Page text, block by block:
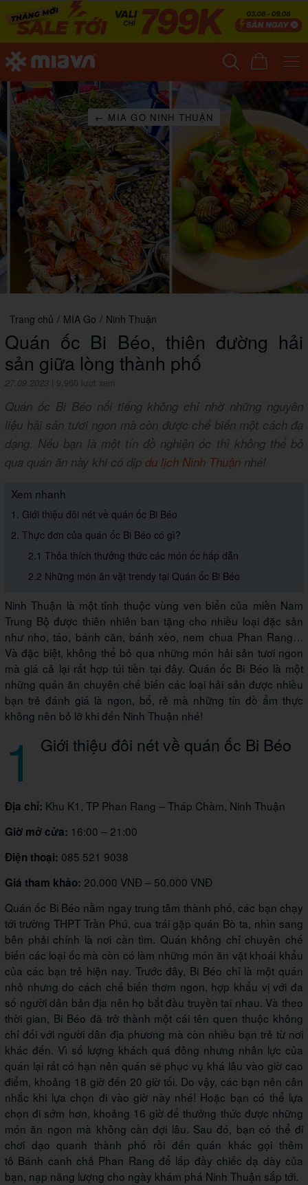
← MIA GO NINH THUẬN
Trang chủ / MIA Go / Ninh Thuận
Quán ốc Bi Béo, thiên đường hải
sản giữa lòng thành phố
27.09.2023 9,960 lượt xem
Quán ốc Bi Béo nổi tiếng không chỉ nhờ những nguyên
liệu hải sản tươi ngon mà còn được chế biến một cách đa
dạng. Nếu bạn là một tín đồ nghiện ốc thì không thể bỏ
qua quán ăn này khi có dịp du lịch Ninh Thuận nhé!
Xem nhanh
1. Giới thiệu đôi nét về quán ốc Bi Béo
2. Thực đơn của quán ốc Bi Béo có gì?
2.1 Thỏa thích thưởng thức các món ốc hấp dẫn
2.2 Những món ăn vặt trendy tại Quán ốc Bi Béo
Ninh Thuận là một tỉnh thuộc vùng ven biển của miền Nam
Trung Bộ được thiên nhiên ban tặng cho nhiều loại đặc sản
như nho, táo, bánh căn, bánh xèo, nem chua Phan Rang…
Và đặc biệt, không thể bỏ qua những món hải sản tươi ngon
mà giá cả lại rất hợp túi tiền tại đây. Quán ốc Bi Béo là một
những quán ăn chuyên chế biến các loại hải sản được nhiều
bạn trẻ đánh giá là ngon, bổ, rẻ mà những tín đồ ẩm thực
không nên bỏ lỡ khi đến Ninh Thuận nhé!
1 Giới thiệu đôi nét về quán ốc Bi Béo
Địa chỉ: Khu K1, TP Phan Rang – Tháp Chàm, Ninh Thuận
Giờ mở cửa: 16:00 – 21:00
Điện thoại: 085 521 9038
Giá tham khảo: 20.000 VNĐ – 50.000 VNĐ
Quán ốc Bi Béo nằm ngay trung tâm thành phố, các bạn chạy
tới trường THPT Trần Phú, cua trái gặp quán Bò ta, nhìn sang
bên phải chính là nơi cần tìm. Quán không chỉ chuyên chế
biến các loại ốc mà còn có làm những món ăn vặt khoái khẩu
của các bạn trẻ hiện nay. Trước đây, Bi Béo chỉ là một quán
nhỏ nhưng do cách chế biến thơm ngon, hợp khẩu vị với đa
số người dân bản địa nên họ bắt đầu truyền tai nhau. Và theo
thời gian, Bi Béo đã trở thành một cái tên quen thuộc không
chỉ đối với người dân địa phương mà còn nhiều bạn trẻ từ nơi
khác đến. Vì số lượng khách quá đông nhưng nhân lực của
quán lại rất có hạn nên quán sẽ phục vụ khá lâu vào giờ cao
điểm, khoảng 18 giờ đến 20 giờ tối. Do vậy, các bạn nên cân
nhắc khi lựa chọn đi vào giờ này nhé! Hoặc bạn có thể lựa
chọn đi sớm hơn, khoảng 16 giờ để thưởng thức được những
món ăn ngon mà không cần đợi lâu. Sau đó, bạn có thể đi
chơi dạo quanh thành phố rồi đến quán khác gọi thêm
tô Bánh canh chả Phan Rang để lấp đầy chiếc dạ dày của
bạn, nạp năng lượng cho ngày khám phá Ninh Thuận sắp tới.